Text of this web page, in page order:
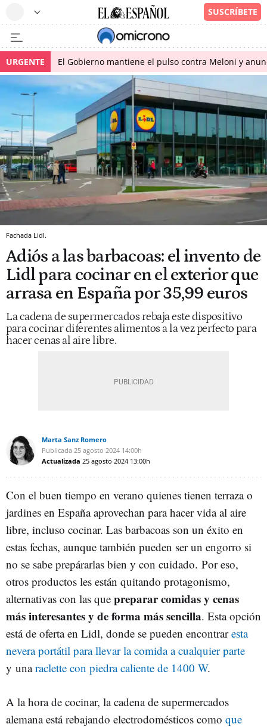
URGENTE El Gobierno mantiene el pulso contra Meloni y
Fachada Lidl.
Adiós a las barbacoas: el invento de
Lidl para cocinar en el exterior que
arrasa en España por 35,99 euros
La cadena de supermercados rebaja este dispositivo
para cocinar diferentes alimentos a la vez perfecto para
hacer cenas al aire libre.
Marta Sanz Romero
Publicada 25 agosto 2024 14:00h
Actualizada 25 agosto 2024 13:00h
Con el buen tiempo en verano quienes tienen terraza o
jardines en España aprovechan para hacer vida al aire
libre, incluso cocinar. Las barbacoas son un éxito en
estas fechas, aunque también pueden ser un engorro si
no se sabe prepárarlas bien y con cuidado. Por eso,
otros productos les están quitando protagonismo,
alternativas con las que preparar comidas y cenas
más interesantes y de forma más sencilla. Esta opción
está de oferta en Lidl, donde se pueden encontraresta
nevera portátil para llevar la comida a cualquier parte
y unaraclette con piedra caliente de 1400 W.
A la hora de cocinar, la cadena de supermercados
alemana está rebajando electrodomésticos como que